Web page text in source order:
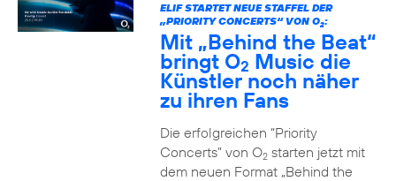
ELIF STARTET NEUE STAFFEL DER
„PRIORITY CONCERTS“ VON O2:
Mit „Behind the Beat“
bringt O2 Music die
Künstler noch näher
zu ihren Fans
Die erfolgreichen “Priority
Concerts” von O2starten jetzt mit
dem neuen Format „Behind the